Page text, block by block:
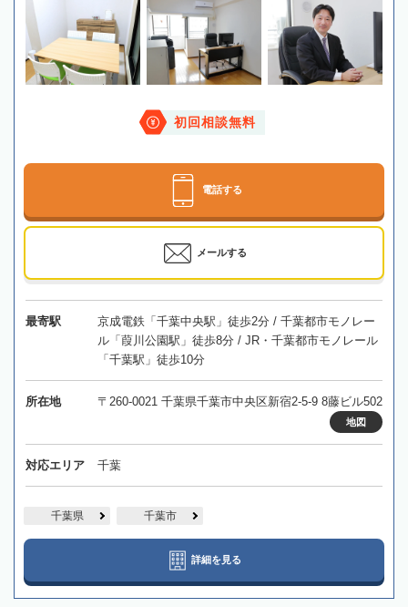
初回相談無料
電話する
メールする
最寄駅
京成電鉄「千葉中央駅」徒歩2分 / 千葉都市モノレー
ル「葭川公園駅」徒歩8分 / JR・千葉都市モノレール
「千葉駅」徒歩10分
所在地 〒260-0021 千葉県千葉市中央区新宿2-5-9 8藤ビル502
地図
対応エリア 千葉
千葉県 千葉市
詳細を見る